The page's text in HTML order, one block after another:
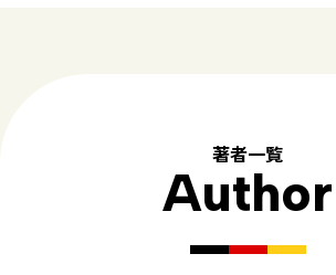
著者一覧
Author